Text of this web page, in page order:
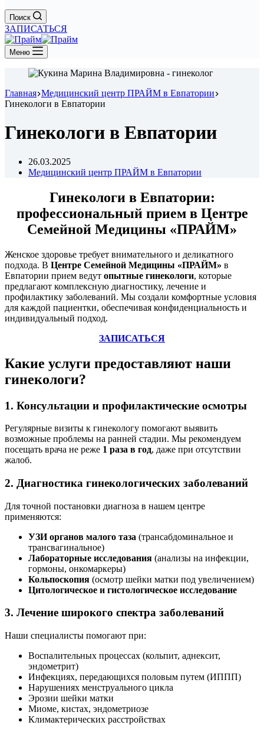
Поиск
ЗАПИСАТЬСЯ
Меню
Главная Медицинский центр ПРАЙМ в Евпатории
Гинекологи в Евпатории
Гинекологи в Евпатории
26.03.2025
Медицинский центр ПРАЙМ в Евпатории
Гинекологи в Евпатории:
профессиональный прием в Центре
Семейной Медицины «ПРАЙМ»
Женское здоровье требует внимательного и деликатного
подхода. В Центре Семейной Медицины «ПРАЙМ» в
Евпатории прием ведут опытные гинекологи, которые
предлагают комплексную диагностику, лечение и
профилактику заболеваний. Мы создали комфортные условия
для каждой пациентки, обеспечивая конфиденциальность и
индивидуальный подход.
ЗАПИСАТЬСЯ
Какие услуги предоставляют наши
гинекологи?
1. Консультации и профилактические осмотры
Регулярные визиты к гинекологу помогают выявить
возможные проблемы на ранней стадии. Мы рекомендуем
посещать врача не реже 1 раза в год, даже при отсутствии
жалоб.
2. Диагностика гинекологических заболеваний
Для точной постановки диагноза в нашем центре
применяются:
УЗИ органов малого таза (трансабдоминальное и
трансвагинальное)
Лабораторные исследования (анализы на инфекции,
гормоны, онкомаркеры)
Кольпоскопия (осмотр шейки матки под увеличением)
Цитологическое и гистологическое исследование
3. Лечение широкого спектра заболеваний
Наши специалисты помогают при:
Воспалительных процессах (кольпит, аднексит,
эндометрит)
Инфекциях, передающихся половым путем (ИППП)
Нарушениях менструального цикла
Эрозии шейки матки
Миоме, кистах, эндометриозе
Климактерических расстройствах